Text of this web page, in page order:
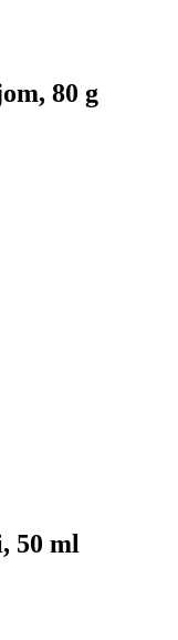
80 g
50 ml